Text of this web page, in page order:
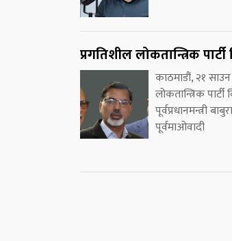
प्रगतिशील लोकतान्त्रिक
काठमाडौं, २१
लोकतान्त्रिक
पूर्वप्रधानमन्त्री
पूर्वमाओवादी